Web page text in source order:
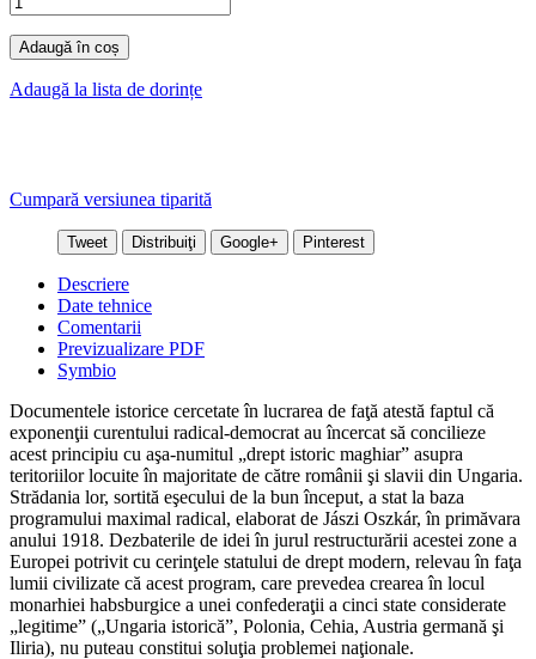
Adaugă în coș
Adaugă la lista de dorințe
Cumpară versiunea tiparită
Tweet Distribuiţi Google+ Pinterest
Descriere
Date tehnice
Comentarii
Previzualizare PDF
Symbio
Documentele istorice cercetate în lucrarea de faţă atestă faptul că
exponenţii curentului radical-democrat au încercat să concilieze
acest principiu cu aşa-numitul „drept istoric maghiar” asupra
teritoriilor locuite în majoritate de către românii şi slavii din Ungaria.
Strădania lor, sortită eşecului de la bun început, a stat la baza
programului maximal radical, elaborat de Jászi Oszkár, în primăvara
anului 1918. Dezbaterile de idei în jurul restructurării acestei zone a
Europei potrivit cu cerinţele statului de drept modern, relevau în faţa
lumii civilizate că acest program, care prevedea crearea în locul
monarhiei habsburgice a unei confederaţii a cinci state considerate
„legitime” („Ungaria istorică”, Polonia, Cehia, Austria germană şi
Iliria), nu puteau constitui soluţia problemei naţionale.